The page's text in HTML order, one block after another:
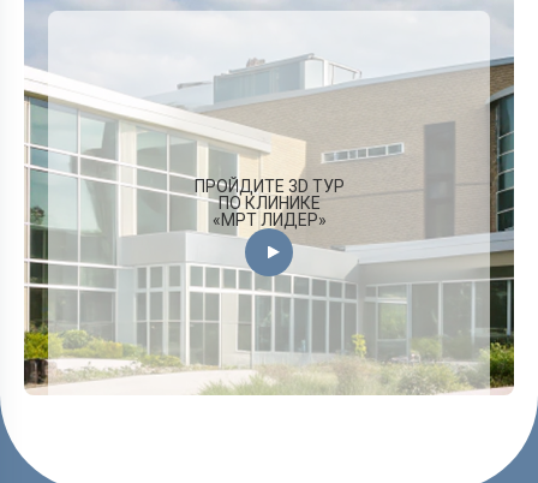
ПРОЙДИТЕ 3D ТУР
ПО КЛИНИКЕ
«МРТ ЛИДЕР»